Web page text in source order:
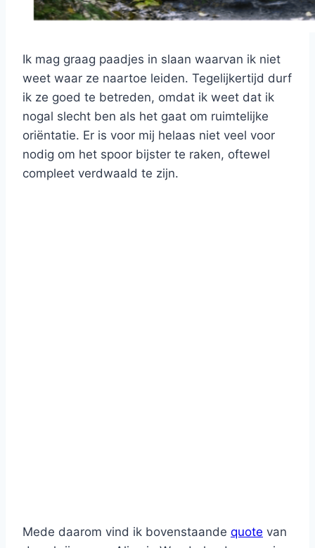
Ik mag graag paadjes in slaan waarvan ik niet
weet waar ze naartoe leiden. Tegelijkertijd durf
ik ze goed te betreden, omdat ik weet dat ik
nogal slecht ben als het gaat om ruimtelijke
oriëntatie. Er is voor mij helaas niet veel voor
nodig om het spoor bijster te raken, oftewel
compleet verdwaald te zijn.
Mede daarom vind ik bovenstaande quote van